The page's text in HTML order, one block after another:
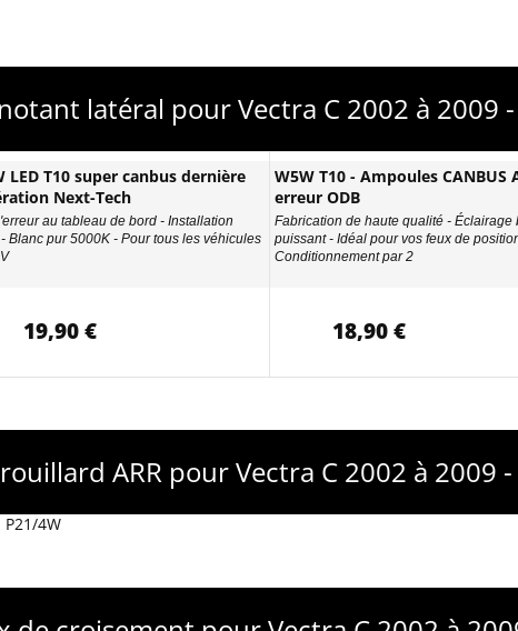
latéral pour Vectra C 2002 à 2009
LED T10 super canbus dernière
Next-Tech
au tableau de bord - Installation
Blanc pur 5000K - Pour tous les véhicules
19,90 €
W5W T10 - Ampoules CANBUS
erreur ODB
Fabrication de haute qualité - Éclairage
puissant - Idéal pour vos feux de
Conditionnement par 2
18,90 €
ARR pour Vectra C 2002 à 2009
4W